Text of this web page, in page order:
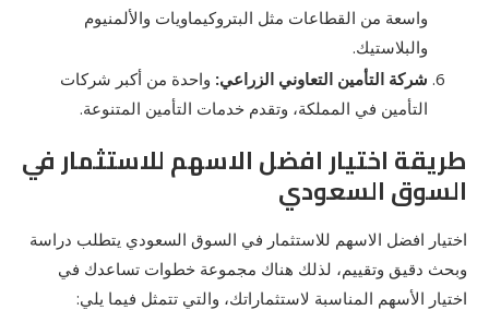
واسعة من القطاعات مثل البتروكيماويات والألمنيوم
والبلاستيك.
شركة التأمين التعاوني الزراعي: واحدة من أكبر شركات
التأمين في المملكة، وتقدم خدمات التأمين المتنوعة.
طريقة اختيار افضل الاسهم للاستثمار في
السوق السعودي
اختيار افضل الاسهم للاستثمار في السوق السعودي يتطلب دراسة
وبحث دقيق وتقييم، لذلك هناك مجموعة خطوات تساعدك في
اختيار الأسهم المناسبة لاستثماراتك، والتي تتمثل فيما يلي: